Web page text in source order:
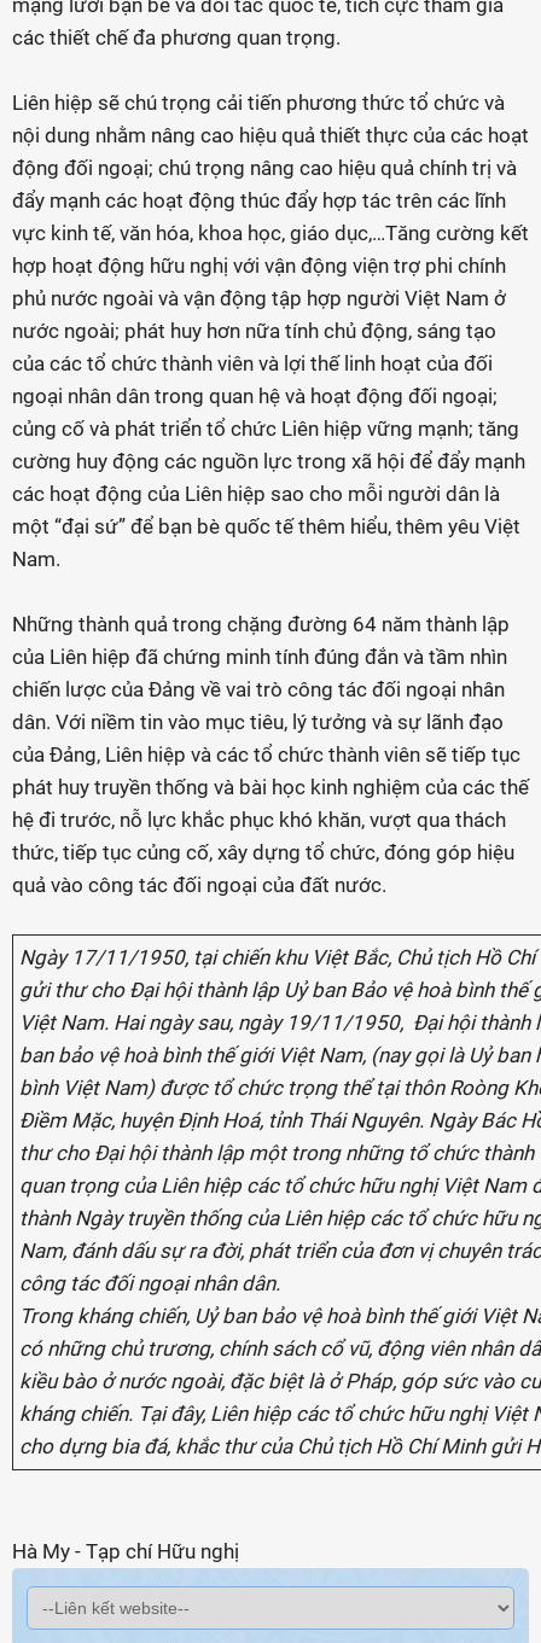
các thiết chế đa phương quan trọng.
Liên hiệp sẽ chú trọng cải tiến phương thức tổ chức và
nội dung nhằm nâng cao hiệu quả thiết thực của các hoạt
động đối ngoại; chú trọng nâng cao hiệu quả chính trị và
đẩy mạnh các hoạt động thúc đẩy hợp tác trên các lĩnh
vực kinh tế, văn hóa, khoa học, giáo dục,…Tăng cường kết
hợp hoạt động hữu nghị với vận động viện trợ phi chính
phủ nước ngoài và vận động tập hợp người Việt Nam ở
nước ngoài; phát huy hơn nữa tính chủ động, sáng tạo
của các tổ chức thành viên và lợi thế linh hoạt của đối
ngoại nhân dân trong quan hệ và hoạt động đối ngoại;
củng cố và phát triển tổ chức Liên hiệp vững mạnh; tăng
cường huy động các nguồn lực trong xã hội để đẩy mạnh
các hoạt động của Liên hiệp sao cho mỗi người dân là
một “đại sứ” để bạn bè quốc tế thêm hiểu, thêm yêu Việt
Nam.
Những thành quả trong chặng đường 64 năm thành lập
của Liên hiệp đã chứng minh tính đúng đắn và tầm nhìn
chiến lược của Đảng về vai trò công tác đối ngoại nhân
dân. Với niềm tin vào mục tiêu, lý tưởng và sự lãnh đạo
của Đảng, Liên hiệp và các tổ chức thành viên sẽ tiếp tục
phát huy truyền thống và bài học kinh nghiệm của các thế
hệ đi trước, nỗ lực khắc phục khó khăn, vượt qua thách
thức, tiếp tục củng cố, xây dựng tổ chức, đóng góp hiệu
quả vào công tác đối ngoại của đất nước.
Ngày 17/11/1950, tại chiến khu Việt Bắc, Chủ tịch Hồ Chí
gửi thư cho Đại hội thành lập Uỷ ban Bảo vệ hoà bình thế
Việt Nam. Hai ngày sau, ngày 19/11/1950, Đại hội thành
ban bảo vệ hoà bình thế giới Việt Nam, (nay gọi là Uỷ ban
bình Việt Nam) được tổ chức trọng thể tại thôn Roòng
Điềm Mặc, huyện Định Hoá, tỉnh Thái Nguyên. Ngày Bác
thư cho Đại hội thành lập một trong những tổ chức thành
quan trọng của Liên hiệp các tổ chức hữu nghị Việt Nam
thành Ngày truyền thống của Liên hiệp các tổ chức hữu
Nam, đánh dấu sự ra đời, phát triển của đơn vị chuyên
công tác đối ngoại nhân dân.
Trong kháng chiến, Uỷ ban bảo vệ hoà bình thế giới Việt
có những chủ trương, chính sách cổ vũ, động viên nhân
kiều bào ở nước ngoài, đặc biệt là ở Pháp, góp sức vào
kháng chiến. Tại đây, Liên hiệp các tổ chức hữu nghị Việt
cho dựng bia đá, khắc thư của Chủ tịch Hồ Chí Minh gửi
Hà My - Tạp chí Hữu nghị